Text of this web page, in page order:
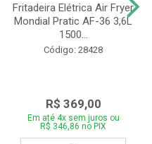
Fritadeira Elétrica Air Fryer
Mondial Pratic AF-36 3,6L
1500...
Código: 28428
R$ 369,00
Em até 4x sem juros ou
R$ 346,86 no PIX